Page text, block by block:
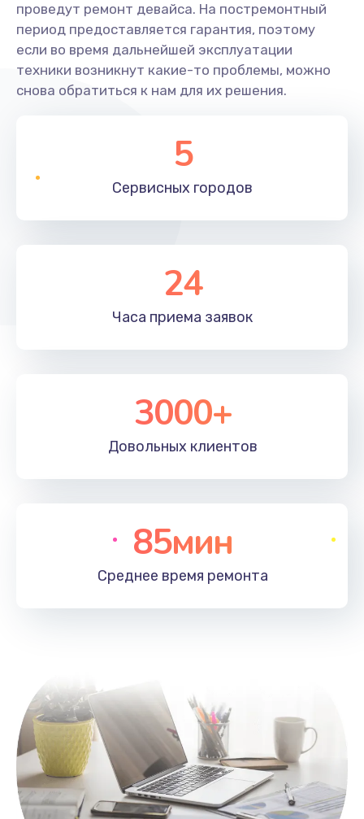
проведут ремонт девайса. На постремонтный
период предоставляется гарантия, поэтому
если во время дальнейшей эксплуатации
техники возникнут какие-то проблемы, можно
снова обратиться к нам для их решения.
5
Сервисных городов
24
Часа приема заявок
3000+
Довольных клиентов
85мин
Среднее время ремонта